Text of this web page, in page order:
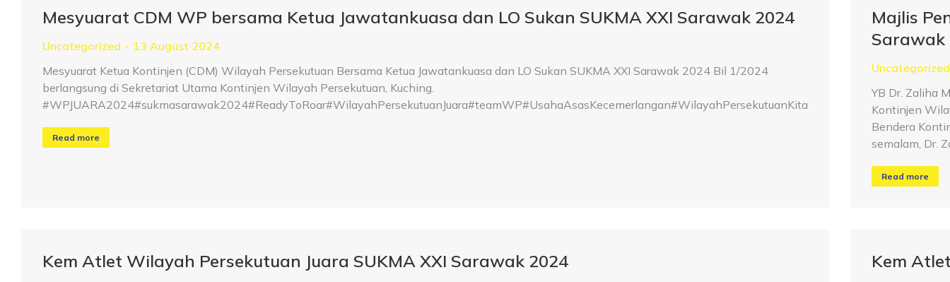
Mesyuarat CDM WP bersama Ketua Jawatankuasa dan LO Sukan SUKMA XXI Sarawak 2024
Uncategorized
13 August 2024
Mesyuarat Ketua Kontinjen (CDM) Wilayah Persekutuan Bersama Ketua Jawatankuasa dan LO Sukan SUKMA XXI Sarawak 2024 Bil 1/2024
berlangsung di Sekretariat Utama Kontinjen Wilayah Persekutuan, Kuching.
#WPJUARA2024#sukmasarawak2024#ReadyToRoar#WilayahPersekutuanJuara#teamWP#UsahaAsasKecemerlangan#WilayahPersekutuanKita
Read more
Majlis
Sarawak
Uncategorized
YB Dr. Zaliha
Kontinjen
Bendera
semalam, Dr.
Read more
Kem Atlet Wilayah Persekutuan Juara SUKMA XXI Sarawak 2024 Kem